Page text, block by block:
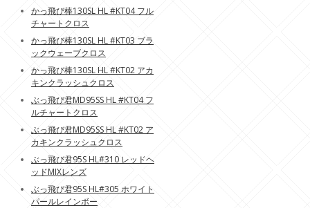
かっ飛び棒130SL HL #KT04 フル
チャートクロス
かっ飛び棒130SL HL #KT03 ブラ
ックウェーブクロス
かっ飛び棒130SL HL #KT02 アカ
キンクラッシュクロス
ぶっ飛び君MD95SS HL #KT04 フ
ルチャートクロス
ぶっ飛び君MD95SS HL #KT02 ア
カキンクラッシュクロス
ぶっ飛び君95S HL#310 レッドヘ
ッドMIXレンズ
ぶっ飛び君95S HL#305 ホワイト
パールレインボー